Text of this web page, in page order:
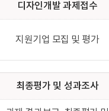
디자인개발 과제접수
지원기업 모집 및 평가
최종평가 및 성과조사